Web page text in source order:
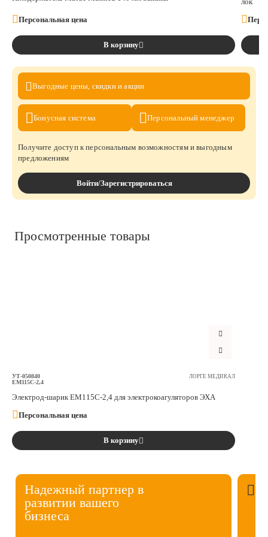
Персональная цена
В корзину
Выгодные цены, скидки и акции
Бонусная система Персональныйменеджер
Получите доступ к персональным возможностям и выгодным
предложениям
Войти/Зарегистрироваться
Просмотренные товары
УТ-050840
ЕМ115С-2,4
ЛОРГЕ МЕДИКАЛ
Электрод-шарик ЕМ115С-2,4 для электрокоагуляторов ЭХА
Персональная цена
В корзину
Надежный партнер в
развитии вашего
бизнеса